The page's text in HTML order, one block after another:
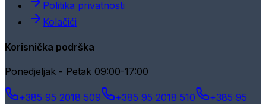
Politika privatnosti
Kolačići
Korisnička podrška
Ponedjeljak - Petak 09:00-17:00
+385 95 2018 509 +385 95 2018 510
+385 95